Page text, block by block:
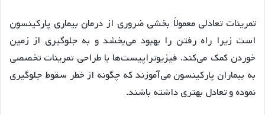
تمرینات تعادلی معمولاً بخشی ضروری از درمان بیماری پارکینسون
است زیرا راه رفتن را بهبود می‌بخشد و به جلوگیری از زمین
خوردن کمک می‌کند. فیزیوتراپیست‌ها با طراحی تمرینات تخصصی
به بیماران پارکینسون می‌آموزند که چگونه از خطر سقوط جلوگیری
نموده و تعادل بهتری داشته باشند.